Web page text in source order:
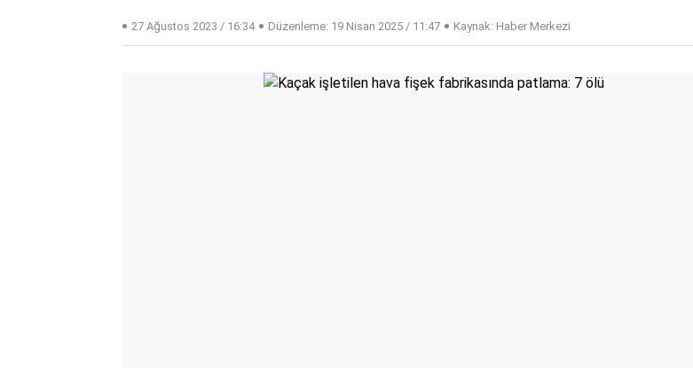
27 Ağustos 2023 / 16:34 Düzenleme: 19 Nisan 2025 / 11:47 Kaynak: Haber Merkezi